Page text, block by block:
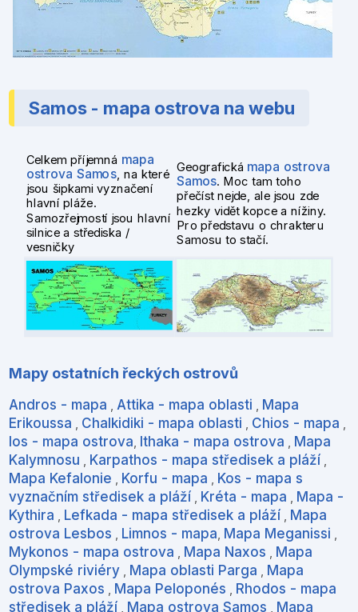
Samos - mapa ostrova na webu
Celkem příjemná mapa
ostrova Samos, na které
jsou šipkami vyznačení
hlavní pláže.
Samozřejmostí jsou hlavní
silnice a střediska /
vesničky
Geografická mapa ostrova
Samos. Moc tam toho
přečíst nejde, ale jsou zde
hezky vidět kopce a nížiny.
Pro představu o chrakteru
Samosu to stačí.
Mapy ostatních řeckých ostrovů
Andros - mapa ,Attika - mapa oblasti , Mapa
Erikoussa , Chalkidiki - mapa oblasti , Chios - mapa ,
Ios - mapa ostrova, Ithaka - mapa ostrova , Mapa
Kalymnosu , Karpathos - mapa středisek a pláží ,
Mapa Kefalonie , Korfu - mapa , Kos - mapa s
vyznačním středisek a pláží , Kréta - mapa , Mapa -
Kythira , Lefkada - mapa středisek a pláží , Mapa
ostrova Lesbos , Limnos - mapa, Mapa Meganissi ,
Mykonos - mapa ostrova , Mapa Naxos , Mapa
Olympské riviéry , Mapa oblasti Parga , Mapa
ostrova Paxos , Mapa Peloponés , Rhodos - mapa
středisek a pláží , Mapa ostrova Samos , Mapa